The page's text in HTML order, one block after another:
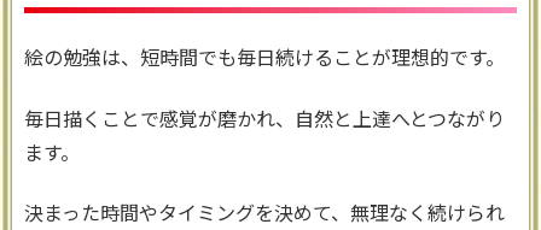
絵の勉強は、短時間でも毎日続けることが理想的です。
毎日描くことで感覚が磨かれ、自然と上達へとつながり
ます。
決まった時間やタイミングを決めて、無理なく続けられ